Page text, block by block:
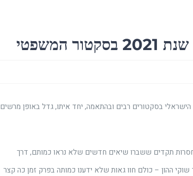
הישראלי בסקטורים רבים ובהתאמה, יחד איתו, גדל באופן מרשים
חסרות תקדים ששברו שיאים חדשים שלא נראו כמותם, דרך
ההון – כולם חוו גאות שלא ידענו כמותה בפרק זמן כה קצר